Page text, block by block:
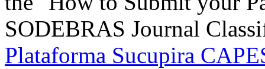
SODEBRAS Journal
Plataforma Sucupira